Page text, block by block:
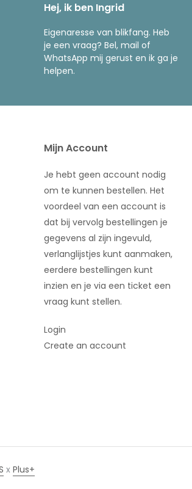
Hej, ik ben Ingrid
Eigenaresse van blikfang. Heb
je een vraag? Bel, mail of
WhatsApp mij gerust en ik ga je
helpen.
Mijn Account
Je hebt geen account nodig
om te kunnen bestellen. Het
voordeel van een account is
dat bij vervolg bestellingen je
gegevens al zijn ingevuld,
verlanglijstjes kunt aanmaken,
eerdere bestellingen kunt
inzien en je via een ticket een
vraag kunt stellen.
Login
Create an account
x Plus+